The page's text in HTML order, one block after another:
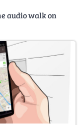
audio walk on